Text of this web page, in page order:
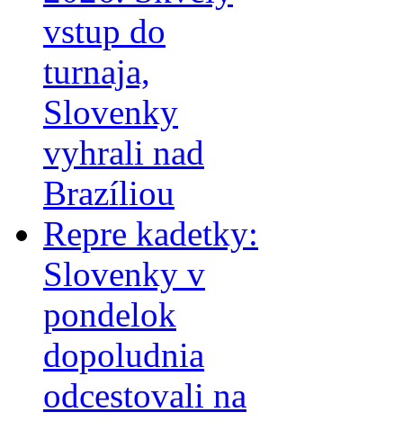
vstup do
turnaja,
Slovenky
vyhrali nad
Brazíliou
Repre kadetky:
Slovenky v
pondelok
dopoludnia
odcestovali na